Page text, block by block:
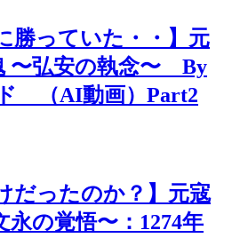
勝っていた・・】元
〜弘安の執念〜 By
（AI動画）Part2
だったのか？】元寇
の覚悟〜：1274年